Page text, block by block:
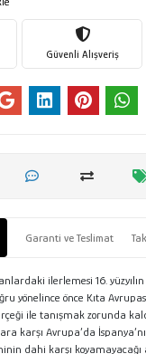
Güvenli Alışveriş
Garanti ve Teslimat
ilerlemesi 16.
yönelince önce Kıta
ile tanışmak zorunda
karşı Avrupa’da
dahi karşı koyamayacağı